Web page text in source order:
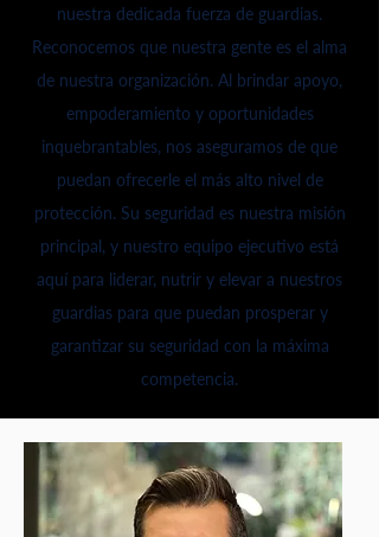
nuestra dedicada fuerza de guardias.
Reconocemos que nuestra gente es el alma
de nuestra organización. Al brindar apoyo,
empoderamiento y oportunidades
inquebrantables, nos aseguramos de que
puedan ofrecerle el más alto nivel de
protección. Su seguridad es nuestra misión
principal, y nuestro equipo ejecutivo está
aquí para liderar, nutrir y elevar a nuestros
guardias para que puedan prosperar y
garantizar su seguridad con la máxima
competencia.